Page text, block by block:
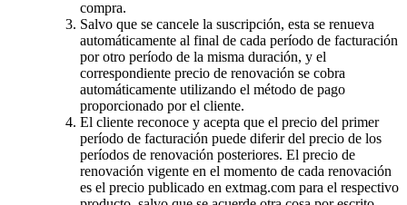
compra.
Salvo que se cancele la suscripción, esta se renueva
automáticamente al final de cada período de facturación
por otro período de la misma duración, y el
correspondiente precio de renovación se cobra
automáticamente utilizando el método de pago
proporcionado por el cliente.
El cliente reconoce y acepta que el precio del primer
período de facturación puede diferir del precio de los
períodos de renovación posteriores. El precio de
renovación vigente en el momento de cada renovación
es el precio publicado en extmag.com para el respectivo